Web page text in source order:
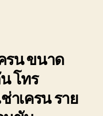
ให้
เช่า
รับจ้าง
ยก
เครื่องจักร
รน ขนาด
โทร
เครน ราย